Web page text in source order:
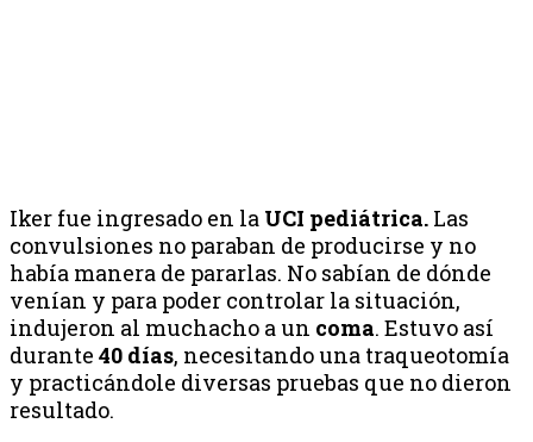
Iker fue ingresado en la UCI pediátrica. Las
convulsiones no paraban de producirse y no
había manera de pararlas. No sabían de dónde
venían y para poder controlar la situación,
indujeron al muchacho a un coma. Estuvo así
durante 40 días, necesitando una traqueotomía
y practicándole diversas pruebas que no dieron
resultado.